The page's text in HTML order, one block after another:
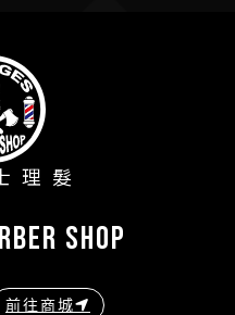
理髮
shop
前往商城